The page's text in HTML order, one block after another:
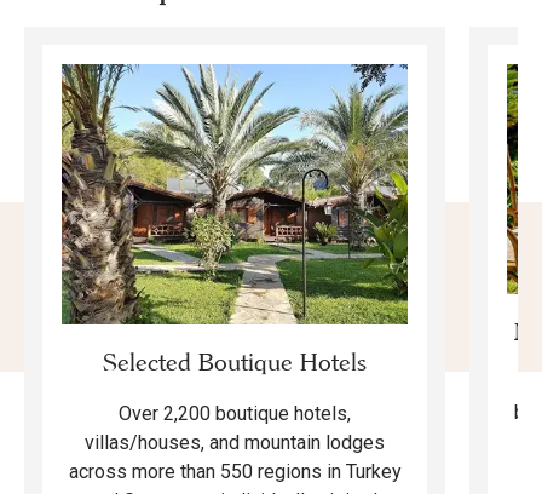
Selected Boutique Hotels
Over 2,200 boutique hotels,
villas/houses, and mountain lodges
across more than 550 regions in Turkey